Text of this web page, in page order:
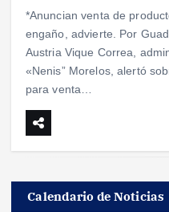
*Anuncian venta de
engaño, advierte. Por
Austria Vique Correa,
«Nenis” Morelos, alertó
para venta…
Calendario de Noticias